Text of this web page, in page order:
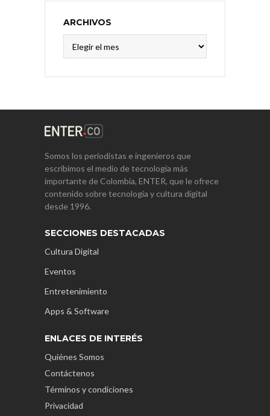
ARCHIVOS
Somos los periodistas e ingenieros que
escribimos el medio de tecnología más
importante de Colombia, ENTER, que le ofrece
contenido sobre tecnología y cultura digital
desde 1996.
SECCIONES DESTACADAS
Cultura Digital
Eventos
Entretenimiento
Apps & Software
ENLACES DE INTERÉS
Quiénes Somos
Contáctenos
Términos y condiciones
Privacidad